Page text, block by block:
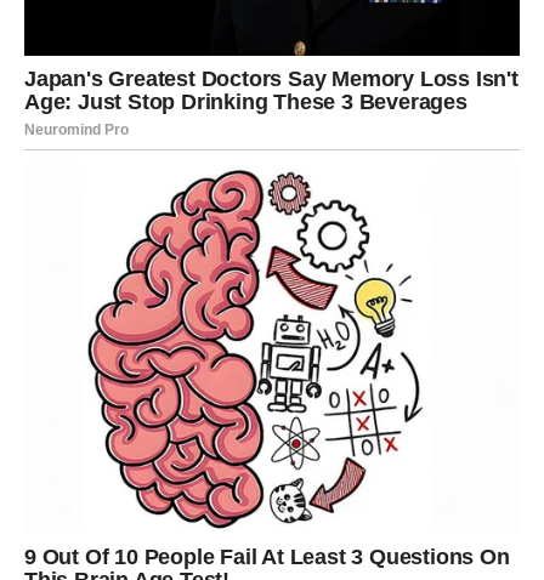
svojoj trajnoj težnji da krasi pozornice P0povića i Granda.
Rada, na svoj vlastiti artikulirani način, naglašava koliko je
važno ostati prizemljen i ne dopustiti da trijumf iskrivi njezino
razlučivanje. S velikom jasnoćom prepričava dirljivo sjećanje
na svoju prvu audiciju, na kojoj su roditelji stajali uz nju, samo
da bi se suočila s velikim razočaranjem koje joj je natjeralo
Budući da je njezin telefon bio u tako lošem stanju, pribjegla je
tome da ga objesi na čavao pričvršćen za zid kako bi dobila
signal. Ipak, Saša joj se nakon nekoliko dana uspio javiti s
radosnom viješću da je trijumfalno prošla audiciju i time
ispunila svoju životnu želju. Ova značajna objava dočekana je
sa mnoštvom čestitki ljudi iz njezine blizine. Rada Manojlović,
cijenjena ikona srpske pop-folk glazbe, na svijet je otišla 25.
kolovoza 1985. godine u gradu Požarevcu.